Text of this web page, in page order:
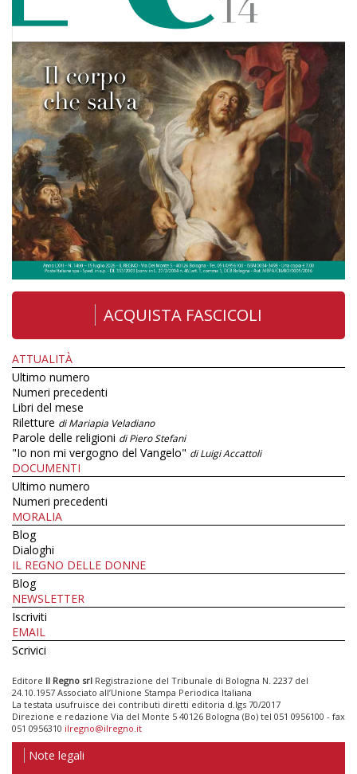
ACQUISTA FASCICOLI
ATTUALITÀ
Ultimo numero
Numeri precedenti
Libri del mese
Riletture di Mariapia Veladiano
Parole delle religioni di Piero Stefani
"Io non mi vergogno del Vangelo" di Luigi Accattoli
DOCUMENTI
Ultimo numero
Numeri precedenti
MORALIA
Blog
Dialoghi
IL REGNO DELLE DONNE
Blog
NEWSLETTER
Iscriviti
EMAIL
Scrivici
Editore Il Regno srl Registrazione del Tribunale di Bologna N. 2237 del
24.10.1957 Associato all’Unione Stampa Periodica Italiana
La testata usufruisce dei contributi diretti editoria d.lgs 70/2017
Direzione e redazione Via del Monte 5 40126 Bologna (Bo) tel 051 0956100 - fax
051 0956310 ilregno@ilregno.it
Note legali